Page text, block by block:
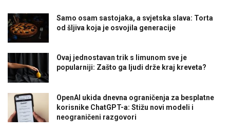
Samo osam sastojaka, a svjetska slava: Torta
od šljiva koja je osvojila generacije
Ovaj jednostavan trik s limunom sve je
popularniji: Zašto ga ljudi drže kraj kreveta?
OpenAI ukida dnevna ograničenja za besplatne
korisnike ChatGPT-a: Stižu novi modeli i
neograničeni razgovori